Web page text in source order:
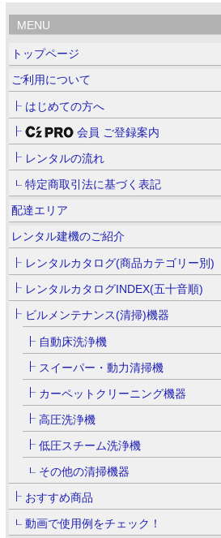
MENU
トップページ
ご利用について
はじめての方へ
会員 ご登録案内
レンタルの流れ
特定商取引法に基づく表記
配達エリア
レンタル建機のご紹介
レンタルカタログ(商品カテゴリー別)
レンタルカタログINDEX(五十音順)
ビルメンテナンス(清掃)機器
自動床洗浄機
スイーパー・動力清掃機
カーペットクリーニング機器
高圧洗浄機
低圧スチーム洗浄機
その他の清掃機器
おすすめ商品
動画で使用例をチェック！